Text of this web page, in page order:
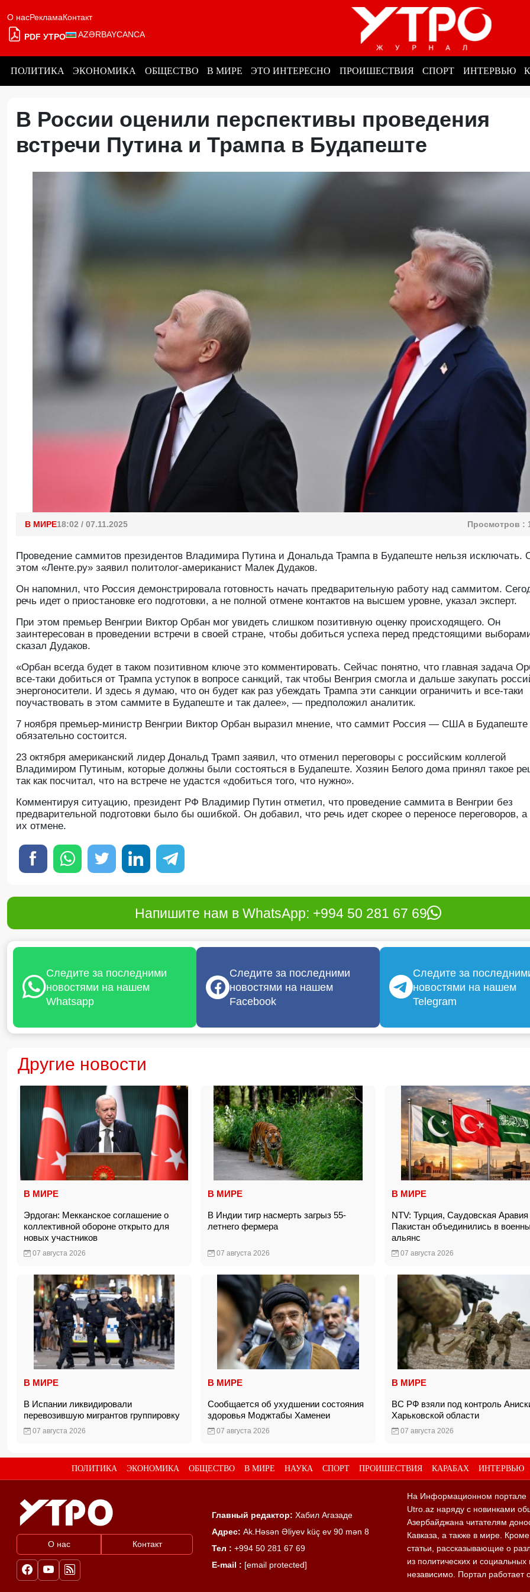
О насРекламаКонтакт
PDF УТРО AZƏRBAYCANCA
ПОЛИТИКА ЭКОНОМИКА ОБЩЕСТВО В МИРЕ ЭТО ИНТЕРЕСНО ПРОИШЕСТВИЯ СПОРТ ИНТЕРВЬЮ
В России оценили перспективы проведения
встречи Путина и Трампа в Будапеште
В МИРЕ18:02 / 07.11.2025 Просмотров :
Проведение саммитов президентов Владимира Путина и Дональда Трампа в Будапеште нельзя исключать.
этом «Ленте.ру» заявил политолог-американист Малек Дудаков.
Он напомнил, что Россия демонстрировала готовность начать предварительную работу над саммитом.
речь идет о приостановке его подготовки, а не полной отмене контактов на высшем уровне, указал эксперт.
При этом премьер Венгрии Виктор Орбан мог увидеть слишком позитивную оценку происходящего. Он
заинтересован в проведении встречи в своей стране, чтобы добиться успеха перед предстоящими
сказал Дудаков.
«Орбан всегда будет в таком позитивном ключе это комментировать. Сейчас понятно, что главная задача
все-таки добиться от Трампа уступок в вопросе санкций, так чтобы Венгрия смогла и дальше закупать
энергоносители. И здесь я думаю, что он будет как раз убеждать Трампа эти санкции ограничить и все-таки
поучаствовать в этом саммите в Будапеште и так далее», — предположил аналитик.
7 ноября премьер-министр Венгрии Виктор Орбан выразил мнение, что саммит Россия — США в Будапеште
обязательно состоится.
23 октября американский лидер Дональд Трамп заявил, что отменил переговоры с российским коллегой
Владимиром Путиным, которые должны были состояться в Будапеште. Хозяин Белого дома принял такое
так как посчитал, что на встрече не удастся «добиться того, что нужно».
Комментируя ситуацию, президент РФ Владимир Путин отметил, что проведение саммита в Венгрии без
предварительной подготовки было бы ошибкой. Он добавил, что речь идет скорее о переносе переговоров, а
их отмене.
Напишите нам в WhatsApp: +994 50 281 67 69
Следите за последними
новостями на нашем
Whatsapp
Следите за последними
новостями на нашем
Facebook
Следите за
новостями на нашем
Telegram
Другие новости
В МИРЕ
Эрдоган: Мекканское соглашение о
коллективной обороне открыто для
новых участников
07 августа 2026
В МИРЕ
В Индии тигр насмерть загрыз 55-
летнего фермера
07 августа 2026
В МИРЕ
NTV: Турция, Саудовская Аравия
Пакистан объединились в
альянс
07 августа 2026
В МИРЕ
В Испании ликвидировали
перевозившую мигрантов группировку
07 августа 2026
В МИРЕ
Сообщается об ухудшении состояния
здоровья Моджтабы Хаменеи
07 августа 2026
В МИРЕ
ВС РФ взяли под контроль
Харьковской области
07 августа 2026
ПОЛИТИКА ЭКОНОМИКА ОБЩЕСТВО В МИРЕ НАУКА СПОРТ ПРОИШЕСТВИЯ КАРАБАХ ИНТЕРВЬЮ
О нас Контакт
Главный редактор: Хабил Агазаде
Адрес: Ak.Həsən Əliyev küç ev 90 mən 8
Тел : +994 50 281 67 69
E-mail : [email protected]
На Информационном портале
Utro.az наряду с новинками
Азербайджана читателям
Кавказа, а также в мире.
статьи, рассказывающие о
из политических и
независимо. Портал работает